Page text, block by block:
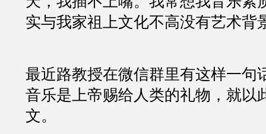
实与我家祖上文化不高没有艺术背
最近路教授在微信群里有这样一句
音乐是上帝赐给人类的礼物，就以
文。